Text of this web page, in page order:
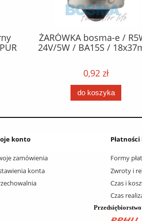
/
ŻARÓWKA bosma-e /
24V/5W / BA15S /
0,92 zł
do koszyka
konto
zamówienia
konta
Formy
Zwroty i
Czas i
Czas